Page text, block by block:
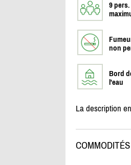
9 pers.
non
Bord
l'eau
La description